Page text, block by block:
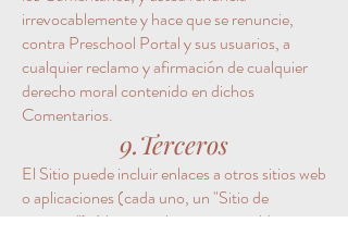
irrevocablemente y hace que se renuncie,
contra Preschool Portal y sus usuarios, a
cualquier reclamo y afirmación de cualquier
derecho moral contenido en dichos
Comentarios.
9.Terceros
El Sitio puede incluir enlaces a otros sitios web
o aplicaciones (cada uno, un "Sitio de
terceros"). No controlamos ni respaldamos